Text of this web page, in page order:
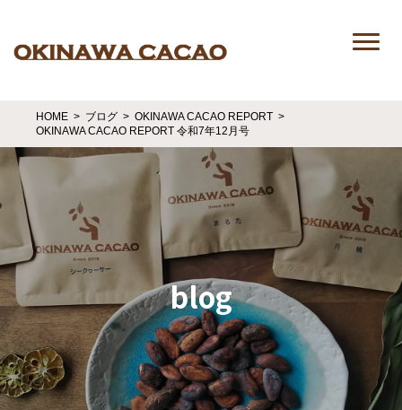
HOME ブログ
OKINAWA CACAO REPORT
OKINAWA CACAO REPORT 令和7年12月号
blog